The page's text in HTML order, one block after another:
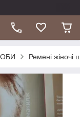
Ремені жіночі